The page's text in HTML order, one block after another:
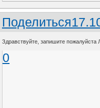
Поделиться
Здравствуйте, запишите пожалуйста
0